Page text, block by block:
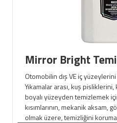
Mirror Bright
Otomobilin dış VE iç
Yıkamalar arası, kuş
boyalı yüzeyden temizlemek
kısımlarının, mekanik aksam,
olmak üzere, temizliğini